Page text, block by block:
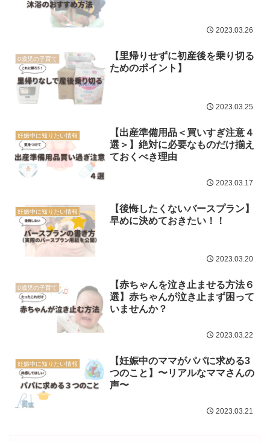
2023.03.26
0歳児の子育て
【里帰りせずに初産後を乗り切る
ためのポイント】
2023.03.25
妊娠中に知りたい情報
【出産準備用品＜買いすぎ注意４
選＞】絶対に必要なものだけ揃え
ておくべき理由
2023.03.17
妊娠中に知りたい情報
【後悔したくないバースプラン】
早めに決めておきたい！！
2023.03.20
0歳児の子育て
【赤ちゃんを泣き止ませる方法６
選】赤ちゃんが泣き止まず困って
いませんか？
2023.03.22
妊娠中に知りたい情報
【妊娠中のママがパパに求める3
つのこと】〜リアルなママさんの
声〜
2023.03.21